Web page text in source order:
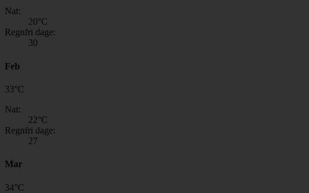
Nat:
20°C
Regnfri dage:
30
Feb
33°C
Nat:
22°C
Regnfri dage:
27
Mar
34°C